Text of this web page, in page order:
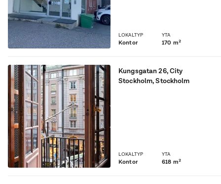
LOKALTYP
Kontor
YTA
170 m²
Kungsgatan 26,City
Stockholm, Stockholm
LOKALTYP
Kontor
YTA
618 m²